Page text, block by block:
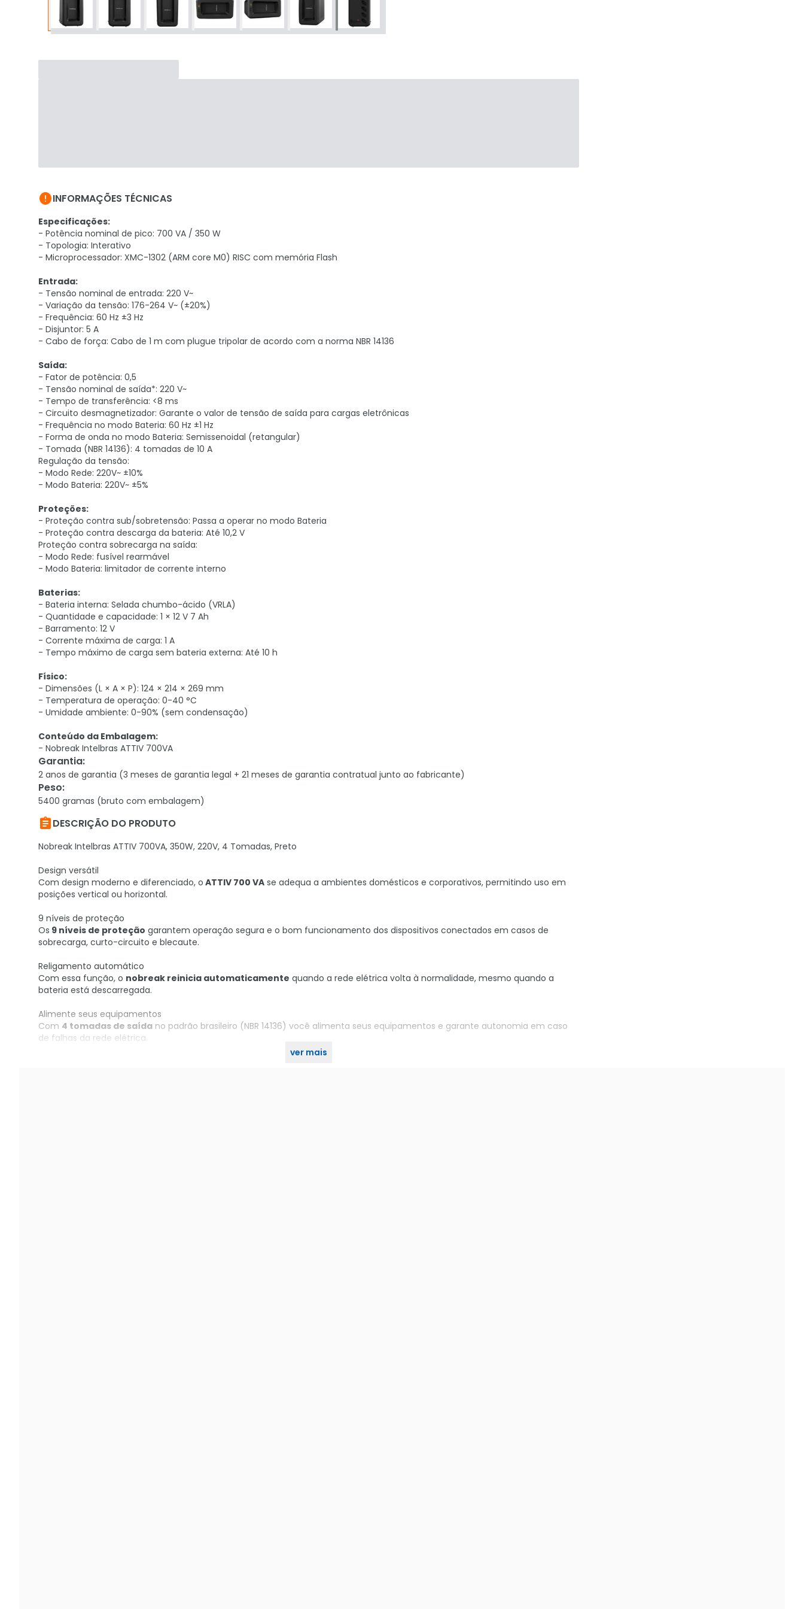
1
INFORMAÇÕES TÉCNICAS
Especificações:
- Potência nominal de pico: 700 VA / 350 W
- Topologia: Interativo
- Microprocessador: XMC-1302 (ARM core M0) RISC com memória Flash
Entrada:
- Tensão nominal de entrada: 220 V~
- Variação da tensão: 176-264 V~ (±20%)
- Frequência: 60 Hz ±3 Hz
- Disjuntor: 5 A
- Cabo de força: Cabo de 1 m com plugue tripolar de acordo com a norma NBR 14136
Saída:
- Fator de potência: 0,5
- Tensão nominal de saída*: 220 V~
- Tempo de transferência: <8 ms
- Circuito desmagnetizador: Garante o valor de tensão de saída para cargas eletrônicas
- Frequência no modo Bateria: 60 Hz ±1 Hz
- Forma de onda no modo Bateria: Semissenoidal (retangular)
- Tomada (NBR 14136): 4 tomadas de 10 A
Regulação da tensão:
- Modo Rede: 220V~ ±10%
- Modo Bateria: 220V~ ±5%
Proteções:
- Proteção contra sub/sobretensão: Passa a operar no modo Bateria
- Proteção contra descarga da bateria: Até 10,2 V
Proteção contra sobrecarga na saída:
- Modo Rede: fusível rearmável
- Modo Bateria: limitador de corrente interno
Baterias:
- Bateria interna: Selada chumbo-ácido (VRLA)
- Quantidade e capacidade: 1 × 12 V 7 Ah
- Barramento: 12 V
- Corrente máxima de carga: 1 A
- Tempo máximo de carga sem bateria externa: Até 10 h
Físico:
- Dimensões (L × A × P): 124 × 214 × 269 mm
- Temperatura de operação: 0-40 °C
- Umidade ambiente: 0-90% (sem condensação)
Conteúdo da Embalagem:
- Nobreak Intelbras ATTIV 700VA
Garantia:
2 anos de garantia (3 meses de garantia legal + 21 meses de garantia contratual junto ao fabricante)
Peso:
5400 gramas (bruto com embalagem)
DESCRIÇÃO DO PRODUTO
Nobreak Intelbras ATTIV 700VA, 350W, 220V, 4 Tomadas, Preto
Design versátil
Com design moderno e diferenciado, o ATTIV 700 VA se adequa a ambientes domésticos e corporativos, permitindo uso em
posições vertical ou horizontal.
9 níveis de proteção
Os 9 níveis de proteção garantem operação segura e o bom funcionamento dos dispositivos conectados em casos de
sobrecarga, curto-circuito e blecaute.
Religamento automático
Com essa função, o nobreak reinicia automaticamente quando a rede elétrica volta à normalidade, mesmo quando a
bateria está descarregada.
Alimente seus equipamentos
Com 4 tomadas de saída no padrão brasileiro (NBR 14136) você alimenta seus equipamentos e garante autonomia em caso
de falhas da rede elétrica.
ver mais